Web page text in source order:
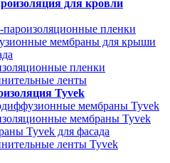
для кровли
пароизоляционные пленки
мембраны для крыши
пленки
ленты
Tyvek
мембраны Tyvek
мембраны Tyvek
Tyvek для фасада
ленты Tyvek